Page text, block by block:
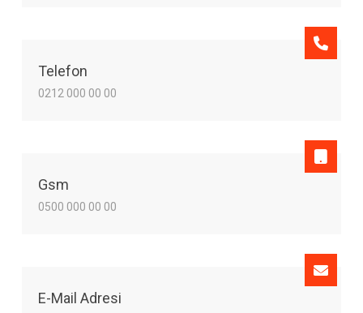
Telefon
0212 000 00 00
Gsm
0500 000 00 00
E-Mail Adresi